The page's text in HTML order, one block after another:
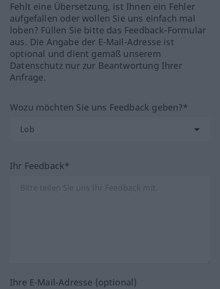
Fehlt eine Übersetzung, ist Ihnen ein Fehler
aufgefallen oder wollen Sie uns einfach mal
loben? Füllen Sie bitte das Feedback-Formular
aus. Die Angabe der E-Mail-Adresse ist
optional und dient gemäß unserem
Datenschutz nur zur Beantwortung Ihrer
Anfrage.
Wozu möchten Sie uns Feedback geben?*
Ihr Feedback*
Ihre E-Mail-Adresse (optional)